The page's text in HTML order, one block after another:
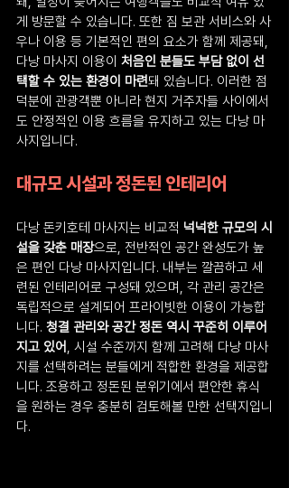
게 방문할 수 있습니다. 또한 짐 보관 서비스와 사
우나 이용 등 기본적인 편의 요소가 함께 제공돼,
다낭 마사지 이용이 처음인 분들도 부담 없이 선
택할 수 있는 환경이 마련돼 있습니다. 이러한 점
덕분에 관광객뿐 아니라 현지 거주자들 사이에서
도 안정적인 이용 흐름을 유지하고 있는 다낭 마
사지입니다.
대규모 시설과 정돈된 인테리어
다낭 돈키호테 마사지는 비교적 넉넉한 규모의 시
설을 갖춘 매장으로, 전반적인 공간 완성도가 높
은 편인 다낭 마사지입니다. 내부는 깔끔하고 세
련된 인테리어로 구성돼 있으며, 각 관리 공간은
독립적으로 설계되어 프라이빗한 이용이 가능합
니다. 청결 관리와 공간 정돈 역시 꾸준히 이루어
지고 있어 , 시설 수준까지 함께 고려해 다낭 마사
지를 선택하려는 분들에게 적합한 환경을 제공합
니다. 조용하고 정돈된 분위기에서 편안한 휴식
을 원하는 경우 충분히 검토해볼 만한 선택지입니
다.